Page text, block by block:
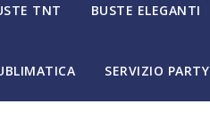
TNT BUSTE ELEGANTI
SERVIZIO PARTY